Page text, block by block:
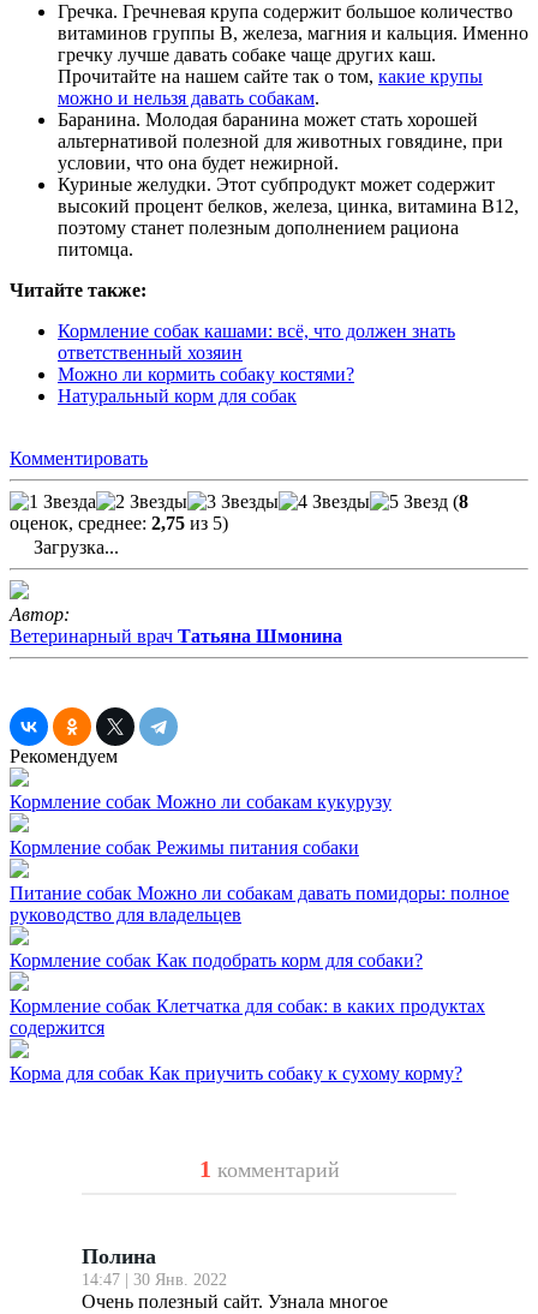
Гречка. Гречневая крупа содержит большое количество
витаминов группы В, железа, магния и кальция. Именно
гречку лучше давать собаке чаще других каш.
Прочитайте на нашем сайте так о том, какие крупы
можно и нельзя давать собакам.
Баранина. Молодая баранина может стать хорошей
альтернативой полезной для животных говядине, при
условии, что она будет нежирной.
Куриные желудки. Этот субпродукт может содержит
высокий процент белков, железа, цинка, витамина В12,
поэтому станет полезным дополнением рациона
питомца.
Читайте также:
Кормление собак кашами: всё, что должен знать
ответственный хозяин
Можно ли кормить собаку костями?
Натуральный корм для собак
Комментировать
(8
оценок, среднее: 2,75 из 5)
Загрузка...
Автор:
Ветеринарный врач Татьяна Шмонина
Рекомендуем
Кормление собак Можно ли собакам кукурузу
Кормление собак Режимы питания собаки
Питание собак Можно ли собакам давать помидоры: полное
руководство для владельцев
Кормление собак Как подобрать корм для собаки?
Кормление собак Клетчатка для собак: в каких продуктах
содержится
Корма для собак Как приучить собаку к сухому корму?
1 комментарий
Полина
14:47 | 30 Янв. 2022
Очень полезный сайт. Узнала многое